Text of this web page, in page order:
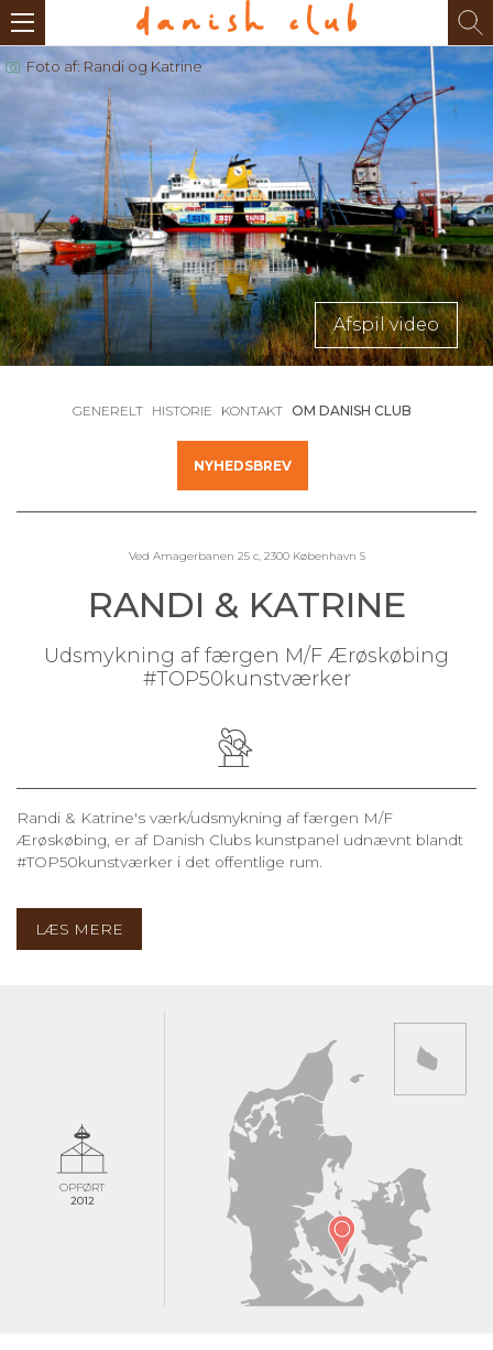
Foto af: Randi og Katrine
Afspil video
GENERELT HISTORIE KONTAKT OM DANISH CLUB
NYHEDSBREV
Ved Amagerbanen 25 c, 2300 København S
RANDI & KATRINE
Udsmykning af færgen M/F Ærøskøbing
#TOP50kunstværker
Randi & Katrine's værk/udsmykning af færgen M/F
Ærøskøbing, er af Danish Clubs kunstpanel udnævnt blandt
#TOP50kunstværker i det offentlige rum.
LÆS MERE
OPFØRT
2012